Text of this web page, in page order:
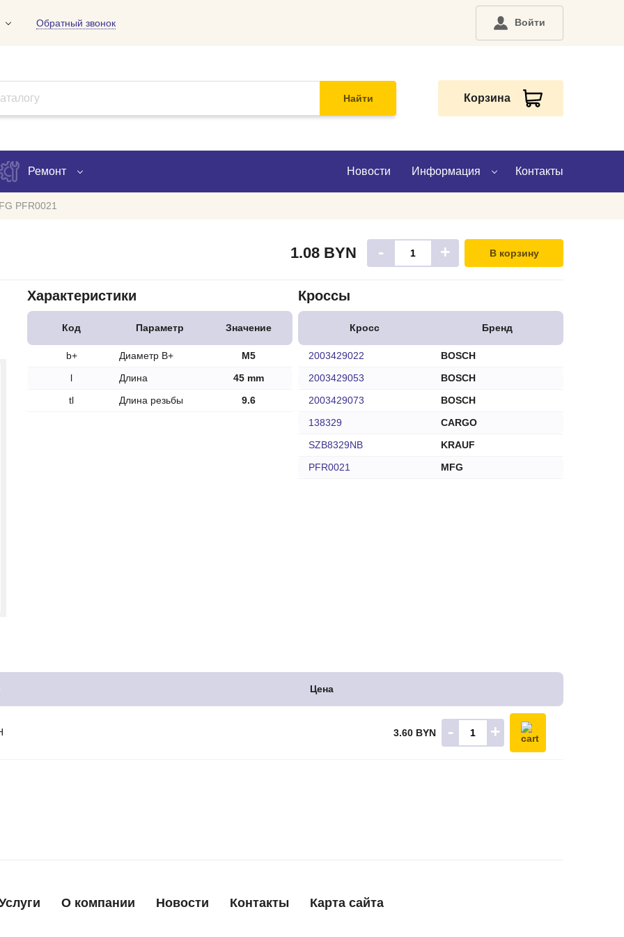
Обратный звонок Войти
Найти Корзина
Ремонт Новости Информация
Доставка
Контакты
PFR0021
1.08 BYN - + В корзину
Характеристики
Код Параметр Значение
b+ Диаметр B+
M5
l
Длина
45 mm
tl
Длина резьбы 9.6
Кроссы
Кросс Бренд
2003429022
BOSCH
2003429053
BOSCH
2003429073
BOSCH
138329
CARGO
SZB8329NB
KRAUF
PFR0021
MFG
Цена
3.60 BYN - +
О компании Новости Контакты Карта сайта